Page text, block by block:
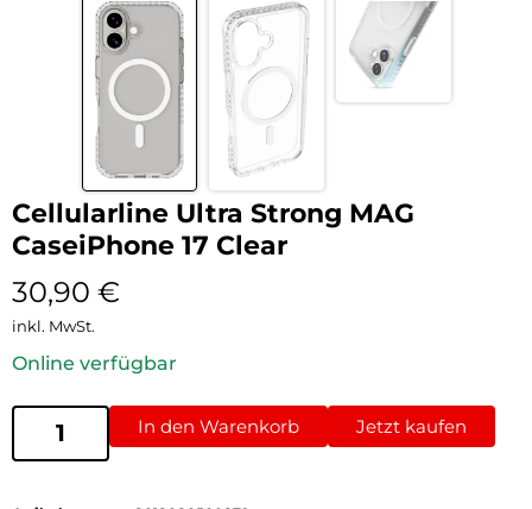
Cellularline Ultra Strong MAG
CaseiPhone 17 Clear
30,90 €
inkl. MwSt.
Online verfügbar
In den Warenkorb Jetzt kaufen